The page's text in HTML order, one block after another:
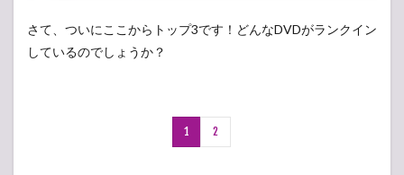
さて、ついにここからトップ3です！どんなDVDがランクイン
しているのでしょうか？
1 2